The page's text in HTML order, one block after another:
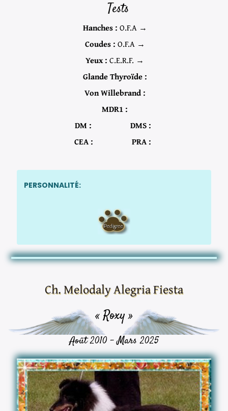
Tests
Hanches : O.F.A →
Coudes : O.F.A →
Yeux : C.E.R.F. →
Glande Thyroïde :
Von Willebrand :
MDR1 :
DM :
DMS :
CEA :
PRA :
PERSONNALITÉ:
Ch. Melodaly Alegria Fiesta
« Roxy »
Août 2010 - Mars 2025